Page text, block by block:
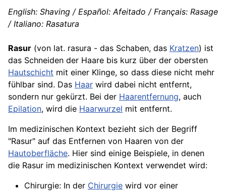
English: Shaving / Español: Afeitado / Français: Rasage
/ Italiano: Rasatura
Rasur (von lat. rasura - das Schaben, das Kratzen) ist
das Schneiden der Haare bis kurz über der obersten
Hautschicht mit einer Klinge, so dass diese nicht mehr
fühlbar sind. Das Haar wird dabei nicht entfernt,
sondern nur gekürzt. Bei der Haarentfernung, auch
Epilation, wird die Haarwurzel mit entfernt.
Im medizinischen Kontext bezieht sich der Begriff
"Rasur" auf das Entfernen von Haaren von der
Hautoberfläche. Hier sind einige Beispiele, in denen
die Rasur im medizinischen Kontext verwendet wird:
Chirurgie: In der Chirurgie wird vor einer